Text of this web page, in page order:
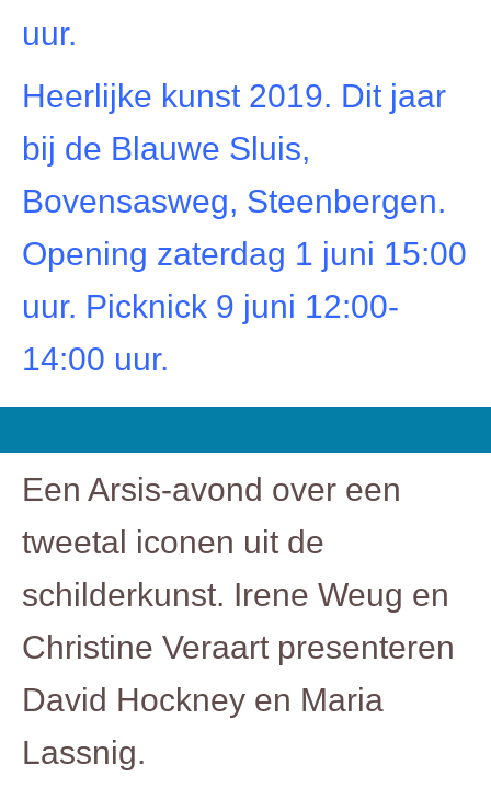
uur.
Heerlijke kunst 2019. Dit jaar
bij de Blauwe Sluis,
Bovensasweg, Steenbergen.
Opening zaterdag 1 juni 15:00
uur. Picknick 9 juni 12:00-
14:00 uur.
Een Arsis-avond over een
tweetal iconen uit de
schilderkunst. Irene Weug en
Christine Veraart presenteren
David Hockney en Maria
Lassnig.